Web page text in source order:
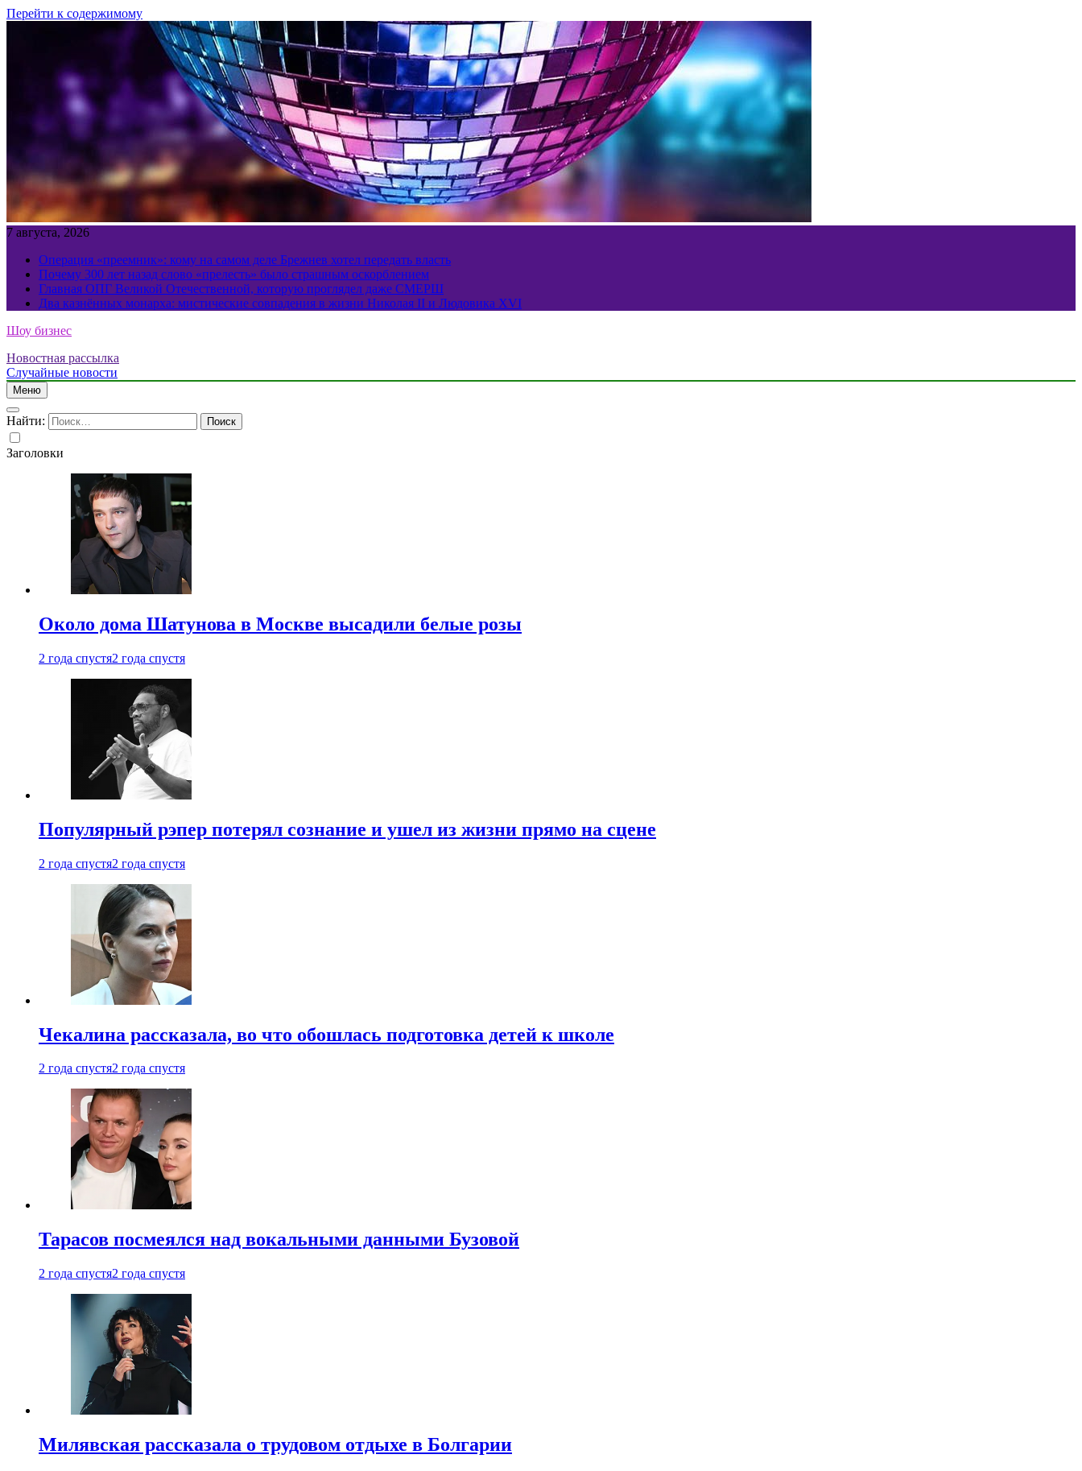
Перейти к содержимому
7 августа, 2026
Операция «преемник»: кому на самом деле Брежнев хотел передать власть
Почему 300 лет назад слово «прелесть» было страшным оскорблением
Главная ОПГ Великой Отечественной, которую проглядел даже СМЕРШ
Два казнённых монарха: мистические совпадения в жизни Николая II и Людовика XVI
Шоу бизнес
Новостная рассылка
Случайные новости
Меню
Найти:
Заголовки
Около дома Шатунова в Москве высадили белые розы
2 года спустя2 года спустя
Популярный рэпер потерял сознание и ушел из жизни прямо на сцене
2 года спустя2 года спустя
Чекалина рассказала, во что обошлась подготовка детей к школе
2 года спустя2 года спустя
Тарасов посмеялся над вокальными данными Бузовой
2 года спустя2 года спустя
Милявская рассказала о трудовом отдыхе в Болгарии